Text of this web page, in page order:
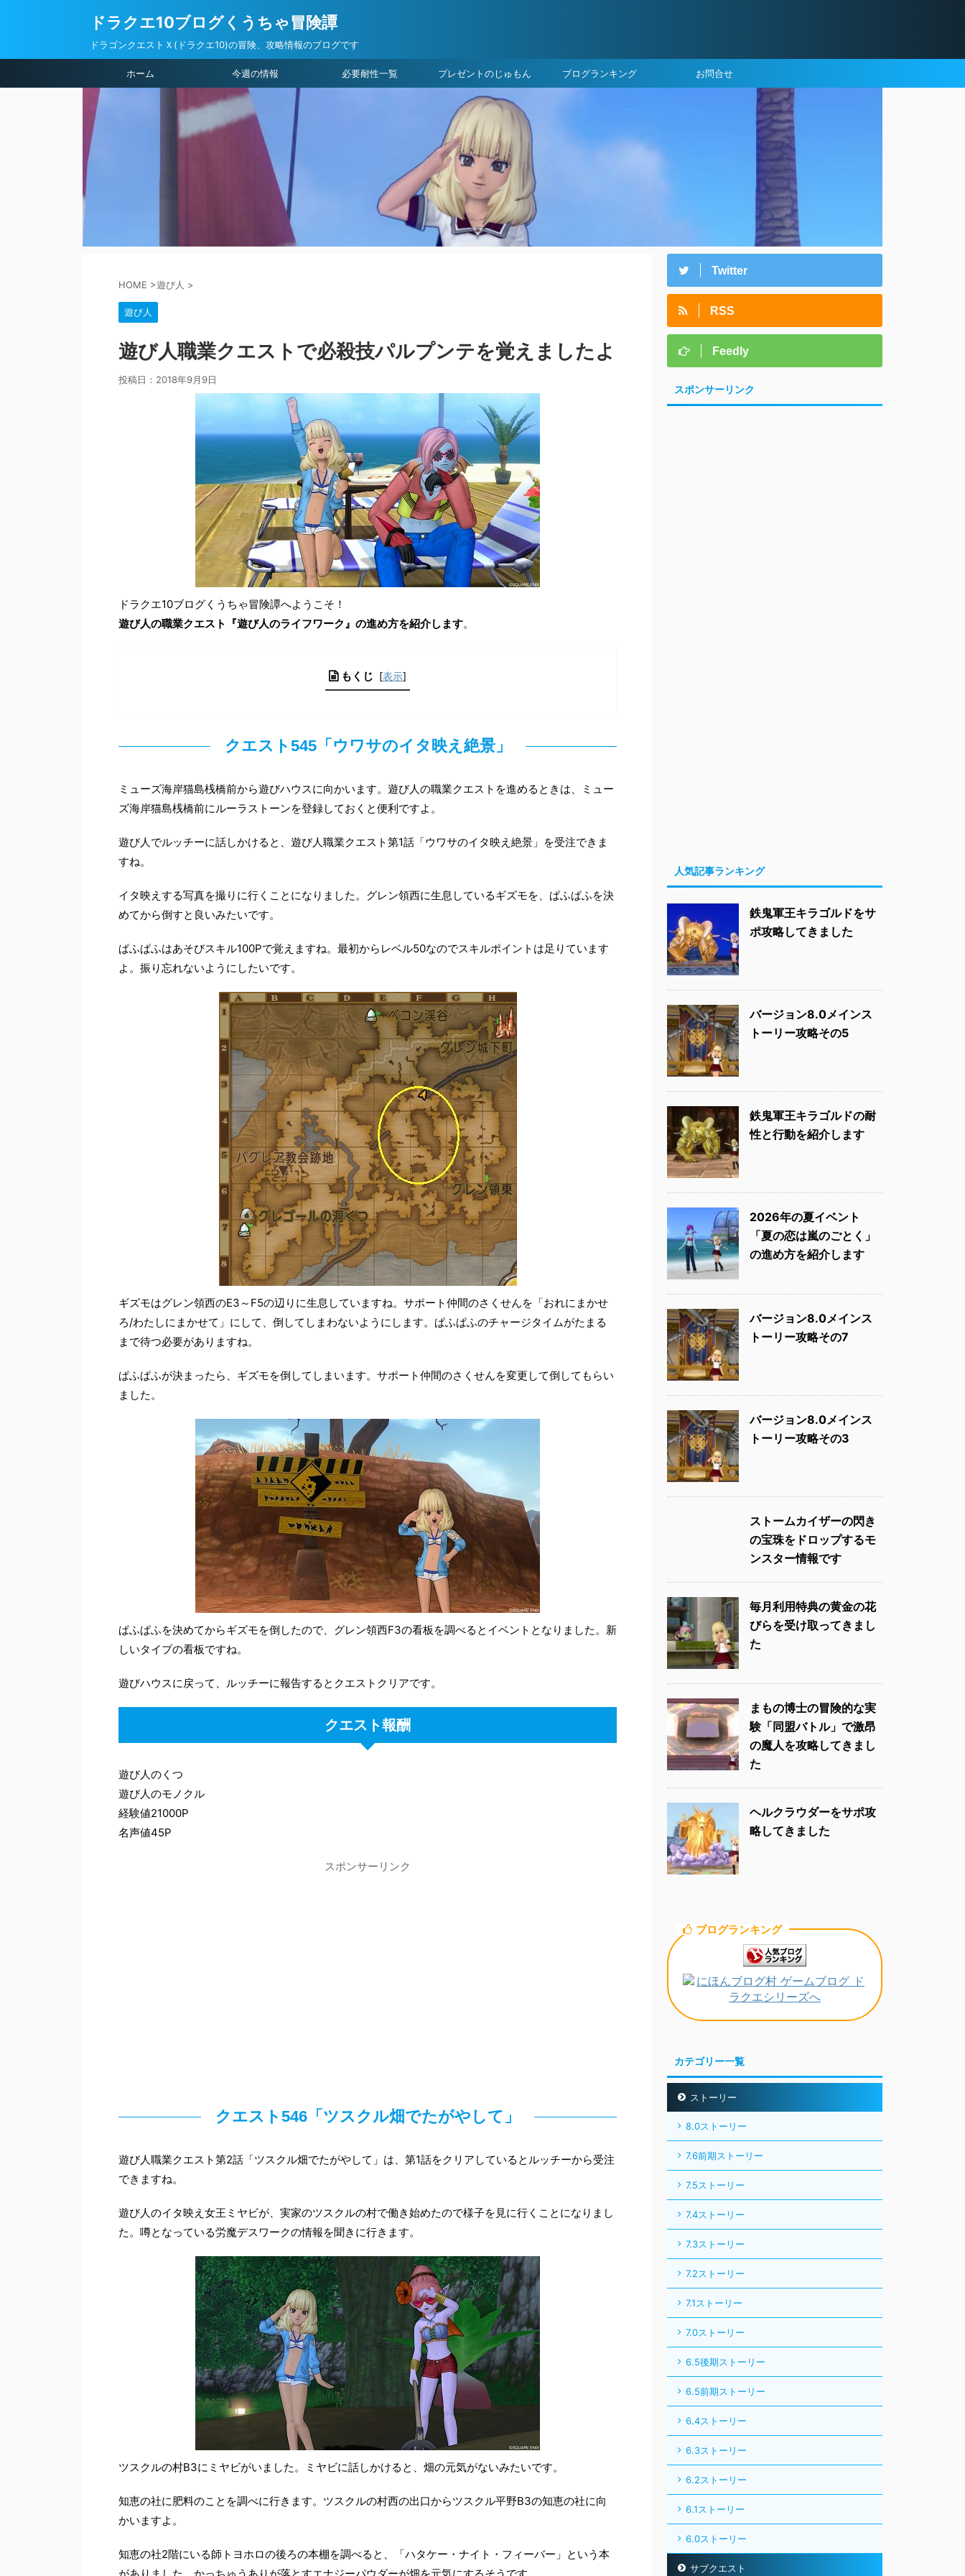
ドラクエ10ブログくうちゃ冒険譚
ドラゴンクエストＸ(ドラクエ10)の冒険、攻略情報のブログです
ホーム 今週の情報 必要耐性一覧 プレゼントのじゅもん ブログランキング お問合せ
HOME >遊び人 >
遊び人
遊び人職業クエストで必殺技パルプンテを覚えましたよ
投稿日： 2018年9月9日
ドラクエ10ブログくうちゃ冒険譚へようこそ！
遊び人の職業クエスト『遊び人のライフワーク』の進め方を紹介します。
もくじ [表示]
クエスト545「ウワサのイタ映え絶景」
ミューズ海岸猫島桟橋前から遊びハウスに向かいます。遊び人の職業クエストを進めるときは、ミュー
ズ海岸猫島桟橋前にルーラストーンを登録しておくと便利ですよ。
遊び人でルッチーに話しかけると、遊び人職業クエスト第1話「ウワサのイタ映え絶景」を受注できま
すね。
イタ映えする写真を撮りに行くことになりました。グレン領西に生息しているギズモを、ぱふぱふを決
めてから倒すと良いみたいです。
ぱふぱふはあそびスキル100Pで覚えますね。最初からレベル50なのでスキルポイントは足りています
よ。振り忘れないようにしたいです。
ギズモはグレン領西のE3～F5の辺りに生息していますね。サポート仲間のさくせんを「おれにまかせ
ろ/わたしにまかせて」にして、倒してしまわないようにします。ぱふぱふのチャージタイムがたまる
まで待つ必要がありますね。
ぱふぱふが決まったら、ギズモを倒してしまいます。サポート仲間のさくせんを変更して倒してもらい
ました。
ぱふぱふを決めてからギズモを倒したので、グレン領西F3の看板を調べるとイベントとなりました。新
しいタイプの看板ですね。
遊びハウスに戻って、ルッチーに報告するとクエストクリアです。
クエスト報酬
遊び人のくつ
遊び人のモノクル
経験値21000P
名声値45P
スポンサーリンク
クエスト546「ツスクル畑でたがやして」
遊び人職業クエスト第2話「ツスクル畑でたがやして」は、第1話をクリアしているとルッチーから受注
できますね。
遊び人のイタ映え女王ミヤビが、実家のツスクルの村で働き始めたので様子を見に行くことになりまし
た。噂となっている労魔デスワークの情報を聞きに行きます。
ツスクルの村B3にミヤビがいました。ミヤビに話しかけると、畑の元気がないみたいです。
知恵の社に肥料のことを調べに行きます。ツスクルの村西の出口からツスクル平野B3の知恵の社に向
かいますよ。
知恵の社2階にいる師トヨホロの後ろの本棚を調べると、「ハタケー・ナイト・フィーバー」という本
Twitter
RSS
Feedly
スポンサーリンク
人気記事ランキング
鉄鬼軍王キラゴルドをサ
ポ攻略してきました
バージョン8.0メインス
トーリー攻略その5
鉄鬼軍王キラゴルドの耐
性と行動を紹介します
2026年の夏イベント
「夏の恋は嵐のごとく」
の進め方を紹介します
バージョン8.0メインス
トーリー攻略その7
バージョン8.0メインス
トーリー攻略その3
ストームカイザーの閃き
の宝珠をドロップするモ
ンスター情報です
毎月利用特典の黄金の花
びらを受け取ってきまし
た
まもの博士の冒険的な実
験「同盟バトル」で激昂
の魔人を攻略してきまし
た
ヘルクラウダーをサポ攻
略してきました
ブログランキング
カテゴリー一覧
ストーリー
8.0ストーリー
7.6前期ストーリー
7.5ストーリー
7.4ストーリー
7.3ストーリー
7.2ストーリー
7.1ストーリー
7.0ストーリー
6.5後期ストーリー
6.5前期ストーリー
6.4ストーリー
6.3ストーリー
6.2ストーリー
6.1ストーリー
6.0ストーリー
サブクエスト